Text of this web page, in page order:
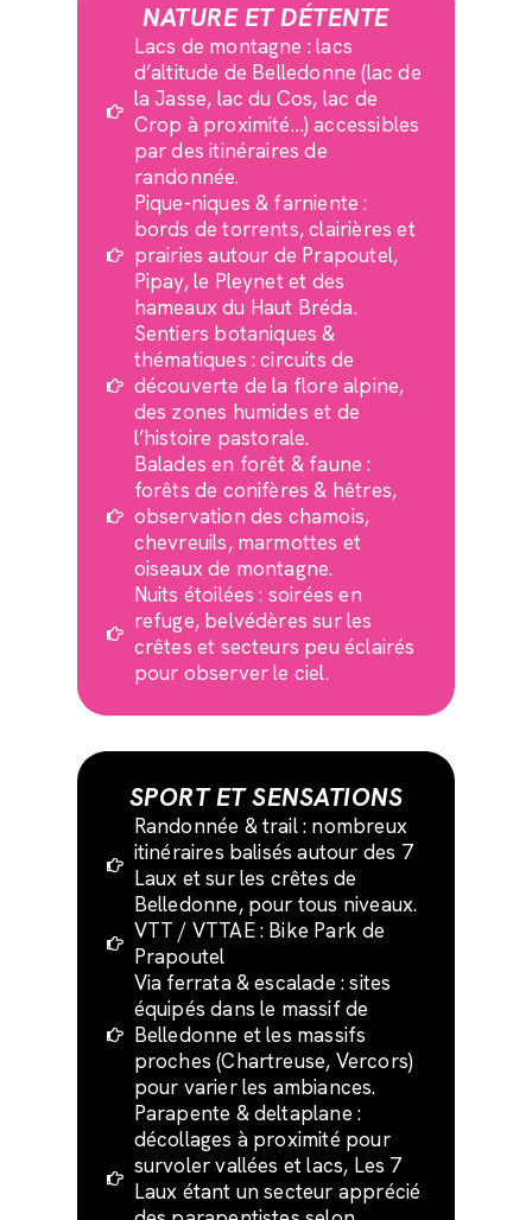
NATURE ET DÉTENTE
Lacs de montagne : lacs
d’altitude de Belledonne (lac de
la Jasse, lac du Cos, lac de
Crop à proximité…) accessibles
par des itinéraires de
randonnée.
Pique-niques & farniente :
bords de torrents, clairières et
prairies autour de Prapoutel,
Pipay, le Pleynet et des
hameaux du Haut Bréda.
Sentiers botaniques &
thématiques : circuits de
découverte de la flore alpine,
des zones humides et de
l’histoire pastorale.
Balades en forêt & faune :
forêts de conifères & hêtres,
observation des chamois,
chevreuils, marmottes et
oiseaux de montagne.
Nuits étoilées : soirées en
refuge, belvédères sur les
crêtes et secteurs peu éclairés
pour observer le ciel.
SPORT ET SENSATIONS
Randonnée & trail : nombreux
itinéraires balisés autour des 7
Laux et sur les crêtes de
Belledonne, pour tous niveaux.
VTT / VTTAE : Bike Park de
Prapoutel
Via ferrata & escalade : sites
équipés dans le massif de
Belledonne et les massifs
proches (Chartreuse, Vercors)
pour varier les ambiances.
Parapente & deltaplane :
décollages à proximité pour
survoler vallées et lacs, Les 7
Laux étant un secteur apprécié